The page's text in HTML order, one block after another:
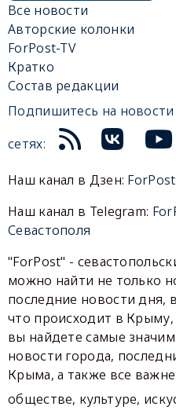
Все новости
Авторские колонки
ForPost-TV
Кратко
Состав редакции
Подпишитесь на
сетях:
Наш канал в Дзен:
Наш канал в Telegram:
Севастополя
"ForPost" -
можно найти не только
последние новости дня,
что происходит в
вы найдете самые
новости города,
Крыма, а также все
обществе, культуре,